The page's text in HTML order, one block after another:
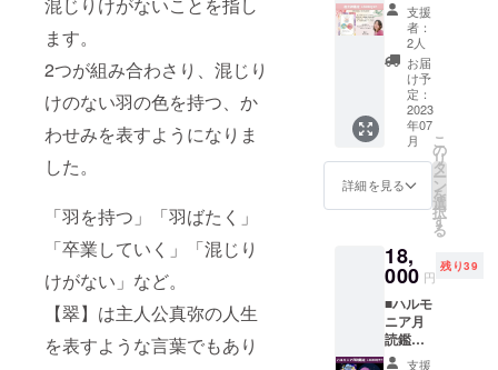
混じりけがないことを指し
ます。
2つが組み合わさり、混じり
けのない羽の色を持つ、か
わせみを表すようになりま
した。
「羽を持つ」「羽ばたく」
「卒業していく」「混じり
けがない」など。
【翠】は主人公真弥の人生
を表すような言葉でもあり
サー
TAKER
U
https://i
nstagra
m.com/
takeru3
939z?
igshid=
YmMy
MTA2M
2Y=
A
https://i
nstagra
m.com/
k.yu_mi
nn?
igshid=
くださ
い。教
室は午
後の時
間の開
催とな
りま
す。ク
ラファ
後、人
数が決
後2023
年2月に
追って
ご返信
し、日
程と詳
細連絡
れぞれ
人数が
決まり
次第、
日程を
出し、
希望を
取りま
す。 ■
もの 備
考欄
日祝ど
ちらの
参加ご
希望か
ご記入
くださ
天然分
子豊富
に含ま
れてい
ます。
＜オイ
ル詳細
Hemp
Drops
300mg
要 オー
ガニッ
定、ブ
ロード
スペク
トラ
掲載名
（個人
名） 漏
れがあ
る場合
は後日
メール
をお送
りさせ
ていた
だきま
合は
キャン
プファ
イアの
登録の
お名前
となり
イズ 二
(PDF)
産土の
神（う
ぶすな
のか
み） あ
なたが
この地
球に生
命を宿
いを
し、生
まれて
からも
ずっと
側で守
護して
支援
者：
2人
お届
け予
定：
2023
年07
月
詳細を見る
こ
の
リ
タ
ー
ン
を
選
択
す
る
18,
000 円
残り39
■ハルモ
ニア月
読鑑定
☆時間
支援